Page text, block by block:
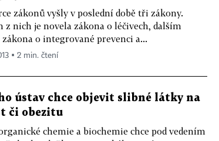
zákonů vyšly v poslední době tři zákony.
z nich je novela zákona o léčivech, dalším
zákona o integrované prevenci a...
▪ 2 min. čtení
ústav chce objevit slibné látky na
či obezitu
chemie a biochemie chce pod vedením